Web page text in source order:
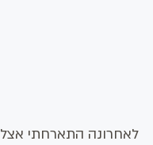
לאחרונה התארחתי אצל